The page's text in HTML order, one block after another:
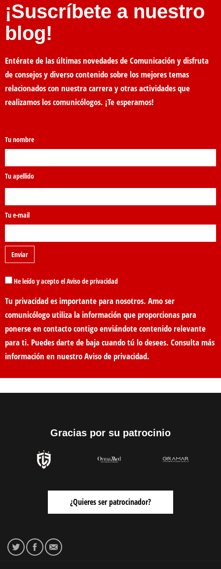
¡Suscríbete a nuestro
blog!
Entérate de las últimas novedades de Comunicación y disfruta
de consejos y diverso contenido sobre los mejores temas
relacionados con nuestra carrera y otras actividades que
realizamos los comunicólogos. ¡Te esperamos!
Tu nombre
Tu apellido
Tu e-mail
He leído y acepto el Aviso de privacidad
Tu privacidad es importante para nosotros. Amo ser
comunicólogo utiliza la información que proporcionas para
ponerse en contacto contigo enviándote contenido relevante
para ti. Puedes darte de baja cuando tú lo desees. Consulta más
información en nuestroAviso de privacidad.
Gracias por su patrocinio
¿Quieres ser patrocinador?